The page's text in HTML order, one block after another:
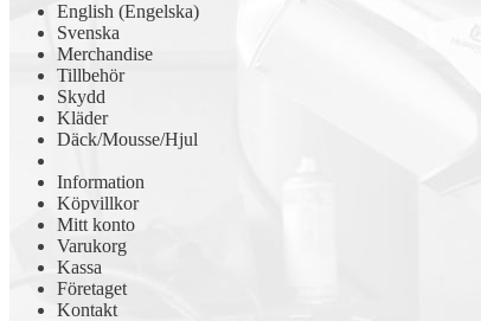
English (Engelska)
Svenska
Merchandise
Tillbehör
Skydd
Kläder
Däck/Mousse/Hjul
Information
Köpvillkor
Mitt konto
Varukorg
Kassa
Företaget
Kontakt